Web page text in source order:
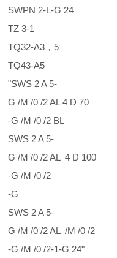
SWPN 2-L-G 24
TZ 3-1
TQ32-A3，5
TQ43-A5
"SWS 2 A 5-
G /M /0 /2 AL 4 D 70
-G /M /0 /2 BL
SWS 2 A 5-
G /M /0 /2 AL 4 D 100
-G /M /0 /2
-G
SWS 2 A 5-
G /M /0 /2 AL /M /0 /2
-G /M /0 /2-1-G 24"